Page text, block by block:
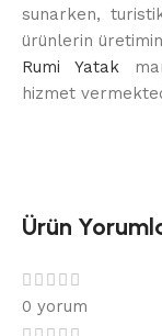
sunarken,
ürünlerin
Rumi Yatak
hizmet
Ürün
0 yorum